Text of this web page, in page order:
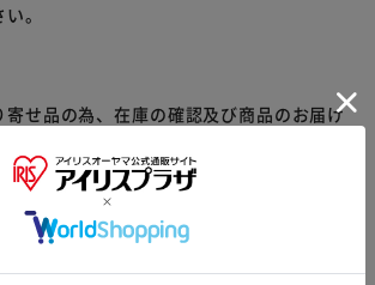
。
せ品の為、在庫の確認及び商品のお届け
カーにて完売となっていた場合、キャンセ
変更をお願いいたしております。
いますようお願いいたします。
ラザがセレクトしたオススメ商品です。